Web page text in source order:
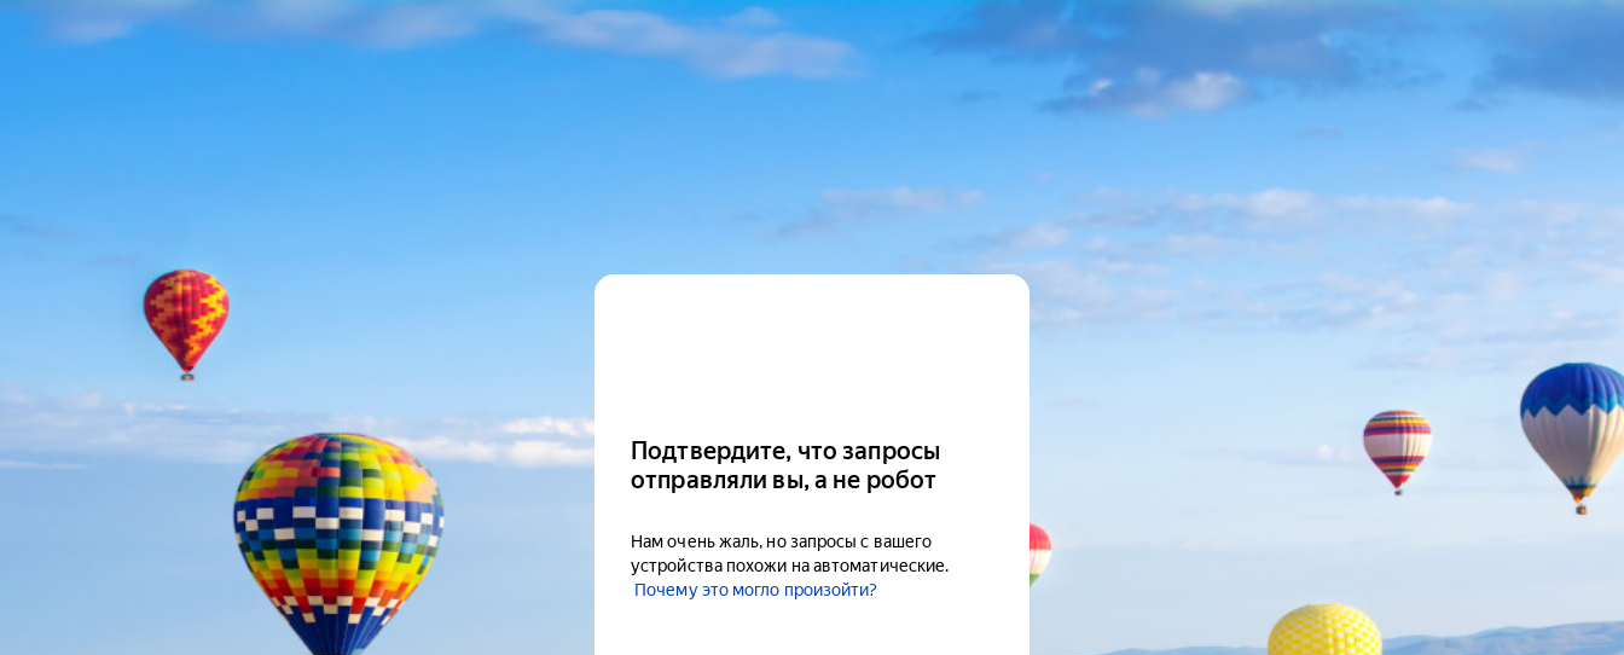
Подтвердите, что запросы
отправляли вы, а не робот
Нам очень жаль, но запросы с вашего
устройства похожи на автоматические.
Почему это могло произойти?